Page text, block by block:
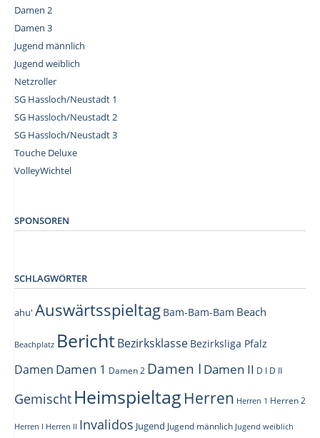
Damen 2
Damen 3
Jugend männlich
Jugend weiblich
Netzroller
SG Hassloch/Neustadt 1
SG Hassloch/Neustadt 2
SG Hassloch/Neustadt 3
Touche Deluxe
VolleyWichtel
SPONSOREN
SCHLAGWÖRTER
ahu' Auswärtsspieltag Bam-Bam-Bam Beach
Beachplatz BerichtBezirksklasse Bezirksliga Pfalz
Damen Damen 1 Damen 2 Damen I Damen II D I D II
Gemischt Heimspieltag Herren Herren 1 Herren 2
Herren I Herren II Invalidos Jugend Jugend männlich Jugend weiblich